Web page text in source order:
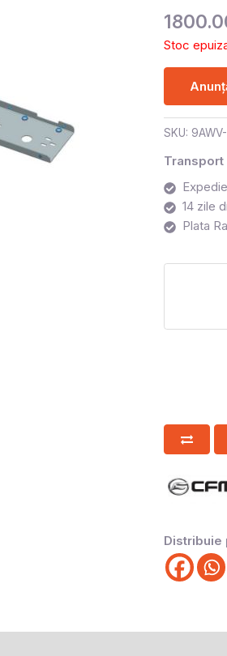
Stoc
SKU:
14 zile
Plata
Distribuie